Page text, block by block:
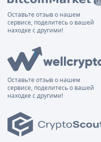
Оставьте отзыв о нашем
сервисе, поделитесь о вашей
находке с другими!
Оставьте отзыв о нашем
сервисе, поделитесь о вашей
находке с другими!